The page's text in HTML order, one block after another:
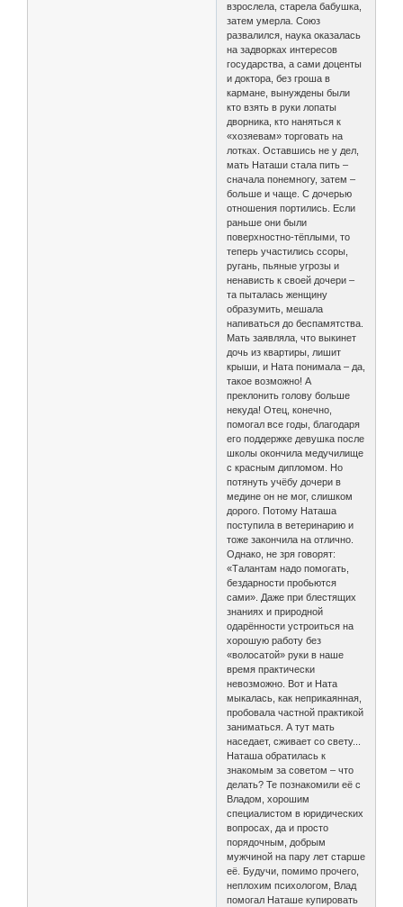
взрослела, старела бабушка,
затем умерла. Союз
развалился, наука оказалась
на задворках интересов
государства, а сами доценты
и доктора, без гроша в
кармане, вынуждены были
кто взять в руки лопаты
дворника, кто наняться к
«хозяевам» торговать на
лотках. Оставшись не у дел,
мать Наташи стала пить –
сначала понемногу, затем –
больше и чаще. С дочерью
отношения портились. Если
раньше они были
поверхностно-тёплыми, то
теперь участились ссоры,
ругань, пьяные угрозы и
ненависть к своей дочери –
та пыталась женщину
образумить, мешала
напиваться до беспамятства.
Мать заявляла, что выкинет
дочь из квартиры, лишит
крыши, и Ната понимала – да,
такое возможно! А
преклонить голову больше
некуда! Отец, конечно,
помогал все годы, благодаря
его поддержке девушка после
школы окончила медучилище
с красным дипломом. Но
потянуть учёбу дочери в
медине он не мог, слишком
дорого. Потому Наташа
поступила в ветеринарию и
тоже закончила на отлично.
Однако, не зря говорят:
«Талантам надо помогать,
бездарности пробьются
сами». Даже при блестящих
знаниях и природной
одарённости устроиться на
хорошую работу без
«волосатой» руки в наше
время практически
невозможно. Вот и Ната
мыкалась, как неприкаянная,
пробовала частной практикой
заниматься. А тут мать
наседает, сживает со свету...
Наташа обратилась к
знакомым за советом – что
делать? Те познакомили её с
Владом, хорошим
специалистом в юридических
вопросах, да и просто
порядочным, добрым
мужчиной на пару лет старше
её. Будучи, помимо прочего,
неплохим психологом, Влад
помогал Наташе купировать